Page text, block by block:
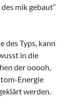
mik gebaut“
des Typs, kann
in die
der ooooh,
Energie
werden.